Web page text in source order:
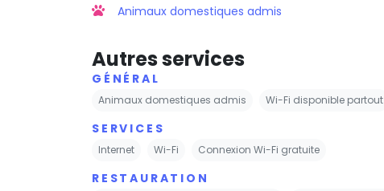
Animaux domestiques admis
Autres services
GÉNÉRAL
Animaux domestiques admis Wi-Fi disponible partout
SERVICES
Internet Wi-Fi Connexion Wi-Fi gratuite
RESTAURATION